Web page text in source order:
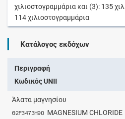
χιλιοστογραμμάρια και (3): 135
114χιλιοστογραμμάρια
Κατάλογος εκδόχων
Περιγραφή
Κωδικός UNII
Άλατα μαγνησίου
02F3473H9O MAGNESIUM CHLORIDE